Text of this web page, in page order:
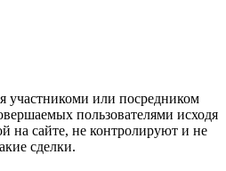
участникоми или посредником
пользователями исходя
на сайте, не контролируют и не
сделки.